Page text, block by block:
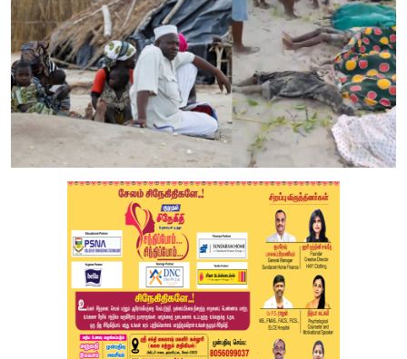
Politics